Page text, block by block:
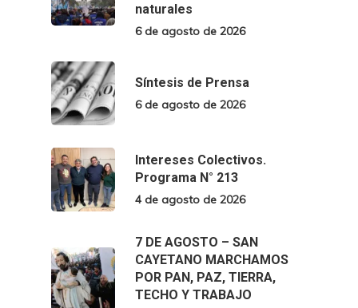
naturales
6 de agosto de 2026
Síntesis de Prensa
6 de agosto de 2026
Intereses Colectivos.
Programa N° 213
4 de agosto de 2026
7 DE AGOSTO – SAN
CAYETANO MARCHAMOS
POR PAN, PAZ, TIERRA,
TECHO Y TRABAJO